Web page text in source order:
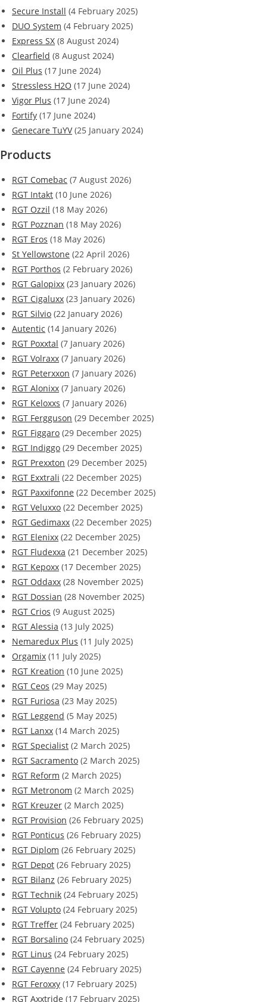
Secure Install (4 February 2025)
DUO System (4 February 2025)
Express SX (8 August 2024)
Clearfield (8 August 2024)
Oil Plus (17 June 2024)
Stressless H2O (17 June 2024)
Vigor Plus (17 June 2024)
Fortify (17 June 2024)
Genecare TuYV (25 January 2024)
Products
RGT Comebac (7 August 2026)
RGT Intakt (10 June 2026)
RGT Ozzil (18 May 2026)
RGT Pozznan (18 May 2026)
RGT Eros (18 May 2026)
St Yellowstone (22 April 2026)
RGT Porthos (2 February 2026)
RGT Galopixx (23 January 2026)
RGT Cigaluxx (23 January 2026)
RGT Silvio (22 January 2026)
Autentic (14 January 2026)
RGT Poxxtal (7 January 2026)
RGT Volraxx (7 January 2026)
RGT Peterxxon (7 January 2026)
RGT Alonixx (7 January 2026)
RGT Keloxxs (7 January 2026)
RGT Fergguson (29 December 2025)
RGT Figgaro (29 December 2025)
RGT Indiggo (29 December 2025)
RGT Prexxton (29 December 2025)
RGT Exxtrali (22 December 2025)
RGT Paxxifonne (22 December 2025)
RGT Veluxxo (22 December 2025)
RGT Gedimaxx (22 December 2025)
RGT Elenixx (22 December 2025)
RGT Fludexxa (21 December 2025)
RGT Kepoxx (17 December 2025)
RGT Oddaxx (28 November 2025)
RGT Dossian (28 November 2025)
RGT Crios (9 August 2025)
RGT Alessia (13 July 2025)
Nemaredux Plus (11 July 2025)
Orgamix (11 July 2025)
RGT Kreation (10 June 2025)
RGT Ceos (29 May 2025)
RGT Furiosa (23 May 2025)
RGT Leggend (5 May 2025)
RGT Lanxx (14 March 2025)
RGT Specialist (2 March 2025)
RGT Sacramento (2 March 2025)
RGT Reform (2 March 2025)
RGT Metronom (2 March 2025)
RGT Kreuzer (2 March 2025)
RGT Provision (26 February 2025)
RGT Ponticus (26 February 2025)
RGT Diplom (26 February 2025)
RGT Depot (26 February 2025)
RGT Bilanz (26 February 2025)
RGT Technik (24 February 2025)
RGT Volupto (24 February 2025)
RGT Treffer (24 February 2025)
RGT Borsalino (24 February 2025)
RGT Linus (24 February 2025)
RGT Cayenne (24 February 2025)
RGT Feroxxy (17 February 2025)
RGT Axxtride (17 February 2025)